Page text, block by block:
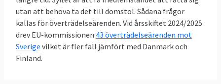
17 av Sveriges förluster i EU-domstolen
beror på att Sverige inte i tid genomfört de
EU-lagar som svenska ministrar varit med
och beslutat om. Andra frågor man har
utan att behöva ta det till domstol. Sådana frågor
kallas för överträdelseärenden. Vid årsskiftet 2024/2025
drev EU-kommissionen 43 överträdelseärenden mot
Sverige vilket är fler fall jämfört med Danmark och
Finland.